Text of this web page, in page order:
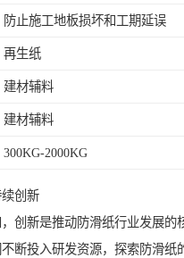
防止施工地板损坏和工期延误
再生纸
建材辅料
建材辅料
300KG-2000KG
创新
创新是推动防滑纸行业发展的
断投入研发资源，探索防滑纸